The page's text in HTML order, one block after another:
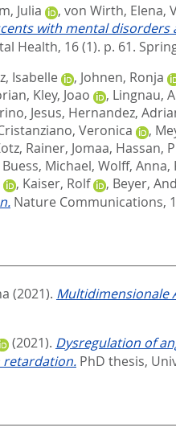
Julia , von Wirth, Elena,
with mental disorders
Health, 16 (1). p. 61.
Isabelle , Johnen, Ronja
, Kley, Joao , Lingnau,
Jesus, Hernandez,
Veronica ,
Rainer, Jomaa, Hassan,
Buess, Michael, Wolff, Anna,
, Kaiser, Rolf , Beyer,
Nature Communications,
(2021). Multidimensionale
(2021). Dysregulation of
PhD thesis,